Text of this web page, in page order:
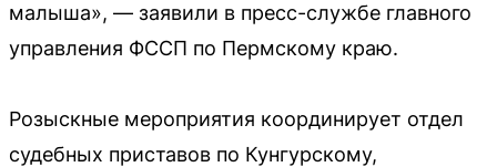
малыша», — заявили в пресс-службе главного
управления ФССП по Пермскому краю.
Розыскные мероприятия координирует отдел
судебных приставов по Кунгурскому,